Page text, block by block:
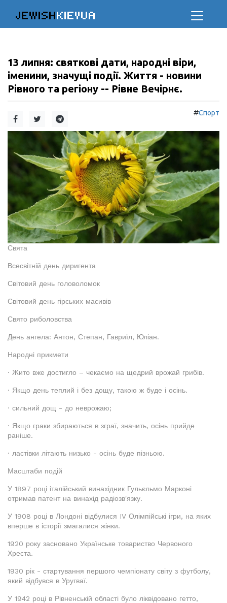
JEWISHKIEVUA
13 липня: святкові дати, народні віри,
іменини, значущі події. Життя - новини
Рівного та регіону -- Рівне Вечірнє.
#Спорт
Свята
Всесвітній день диригента
Світовий день головоломок
Світовий день гірських масивів
Свято риболовства
День ангела: Антон, Степан, Гавриїл, Юліан.
Народні прикмети
· Жито вже достигло – чекаємо на щедрий врожай грибів.
· Якщо день теплий і без дощу, такою ж буде і осінь.
· сильний дощ - до неврожаю;
· Якщо граки збираються в зграї, значить, осінь прийде
раніше.
· ластівки літають низько - осінь буде пізньою.
Масштаби подій
У 1897 році італійський винахідник Гульєльмо Марконі
отримав патент на винахід радіозв'язку.
У 1908 році в Лондоні відбулися IV Олімпійські ігри, на яких
вперше в історії змагалися жінки.
1920 року засновано Українське товариство Червоного
Хреста.
1930 рік - стартування першого чемпіонату світу з футболу,
який відбувся в Уругваї.
У 1942 році в Рівненській області було ліквідовано гетто,